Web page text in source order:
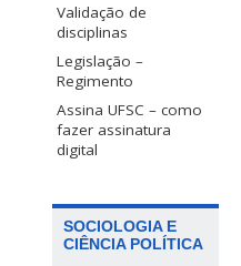
Validação de
disciplinas
Legislação –
Regimento
Assina UFSC – como
fazer assinatura
digital
SOCIOLOGIA E
CIÊNCIA POLÍTICA